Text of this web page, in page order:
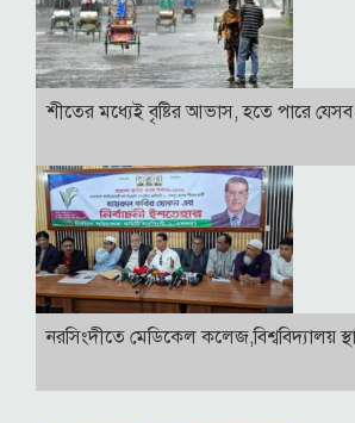
শীতের মধ্যেই বৃষ্টির আভাস, হতে পারে
নরসিংদীতে মেডিকেল কলেজ,বিশ্ববিদ্যালয়